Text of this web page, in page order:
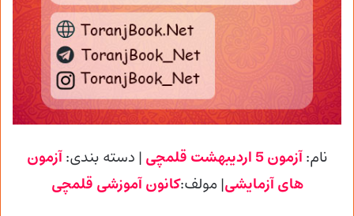
نام:آزمون 5 اردیبهشت قلمچی | دسته بندی:آزمون
های آزمایشی| مولف:کانون آموزشی قلمچی